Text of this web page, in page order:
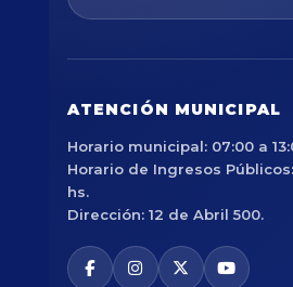
ATENCIÓN MUNICIPAL
Horario municipal: 07:00 a
Horario de Ingresos
hs.
Dirección: 12 de Abril 500.